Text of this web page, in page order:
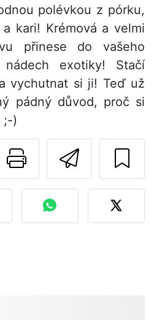
polévkou z pórku,
kari! Krémová a velmi
přinese do vašeho
exotiky! Stačí
vychutnat si ji! Teď už
pádný důvod, proč si
;-)
Vytisknout
otázku
svou